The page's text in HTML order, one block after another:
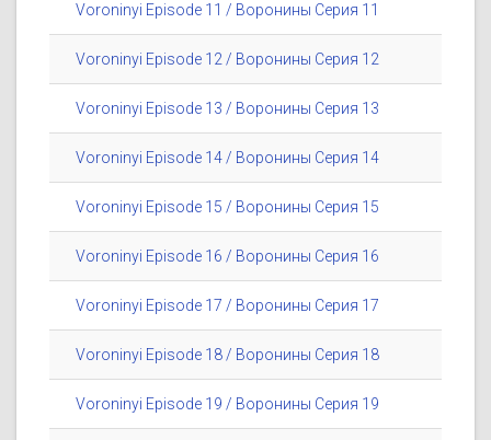
Voroninyi Episode 11 / Воронины Серия 11
Voroninyi Episode 12 / Воронины Серия 12
Voroninyi Episode 13 / Воронины Серия 13
Voroninyi Episode 14 / Воронины Серия 14
Voroninyi Episode 15 / Воронины Серия 15
Voroninyi Episode 16 / Воронины Серия 16
Voroninyi Episode 17 / Воронины Серия 17
Voroninyi Episode 18 / Воронины Серия 18
Voroninyi Episode 19 / Воронины Серия 19